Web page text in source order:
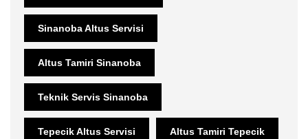
Sinanoba Altus Servisi
Altus Tamiri Sinanoba
Teknik Servis Sinanoba
Tepecik Altus Servisi Altus Tamiri Tepecik